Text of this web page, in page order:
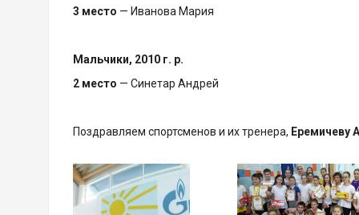
3 место — Иванова Мария
Мальчики, 2010 г. р.
2 место — Синетар Андрей
Поздравляем спортсменов и их тренера, Еремичеву